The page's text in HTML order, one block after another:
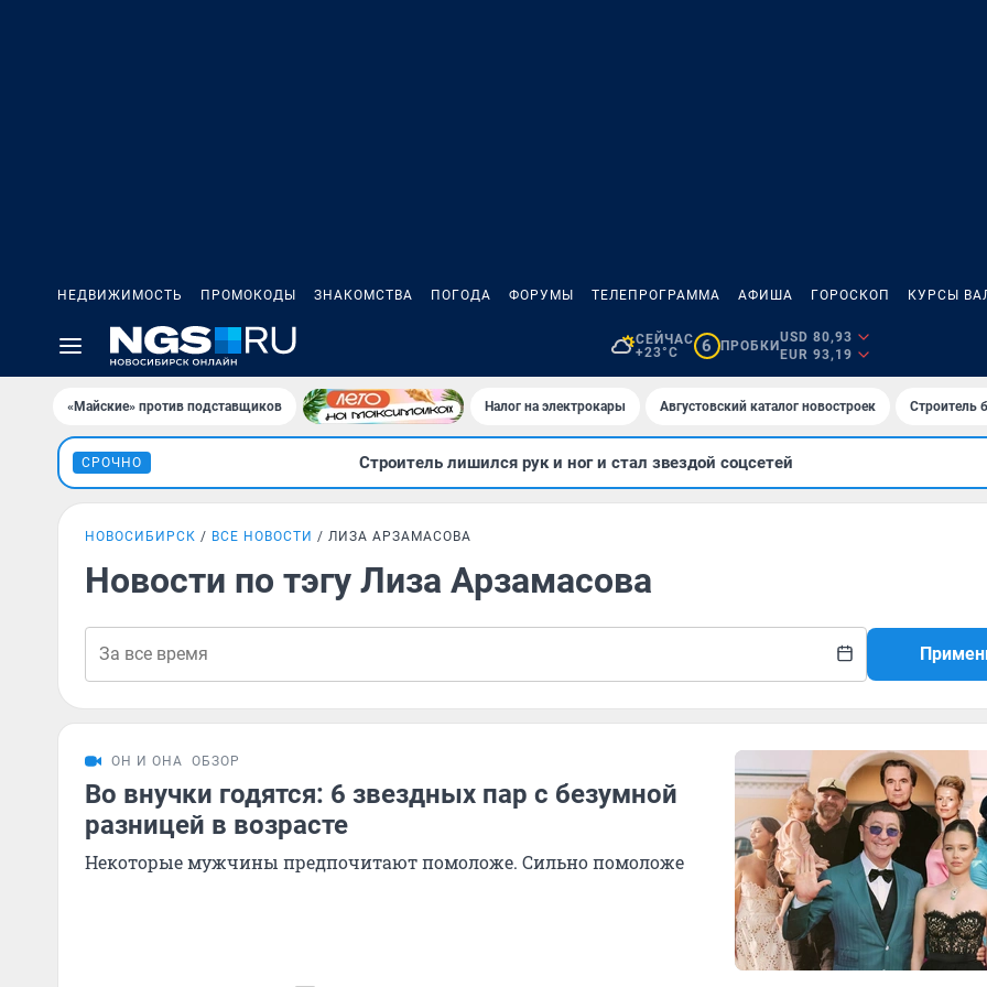
НЕДВИЖИМОСТЬ ПРОМОКОДЫ ЗНАКОМСТВА ПОГОДА ФОРУМЫ ТЕЛЕПРОГРАММА АФИША ГОРОСКОП КУРСЫ
СЕЙЧАС
+23°C
6 ПРОБКИ
USD 80,93
EUR 93,19
«Майские» против подставщиков Налог на электрокары Августовский каталог новостроек Строитель
СРОЧНО Строитель лишился рук и ног и стал звездой соцсетей
НОВОСИБИРСК ВСЕ НОВОСТИ ЛИЗА АРЗАМАСОВА
Новости по тэгу Лиза Арзамасова
ОН И ОНА ОБЗОР
Во внучки годятся: 6 звездных пар с безумной
разницей в возрасте
Некоторые мужчины предпочитают помоложе. Сильно помоложе